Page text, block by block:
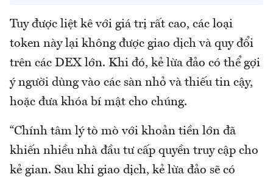
Tuy được liệt kê với giá trị rất cao, các loại
token này lại không được giao dịch và quy đổi
trên các DEX lớn. Khi đó, kẻ lừa đảo có thể gợi
ý người dùng vào các sàn nhỏ và thiếu tin cậy,
hoặc đưa khóa bí mật cho chúng.
“Chính tâm lý tò mò với khoản tiền lớn đã
khiến nhiều nhà đầu tư cấp quyền truy cập cho
kẻ gian. Sau khi giao dịch, kẻ lừa đảo sẽ có